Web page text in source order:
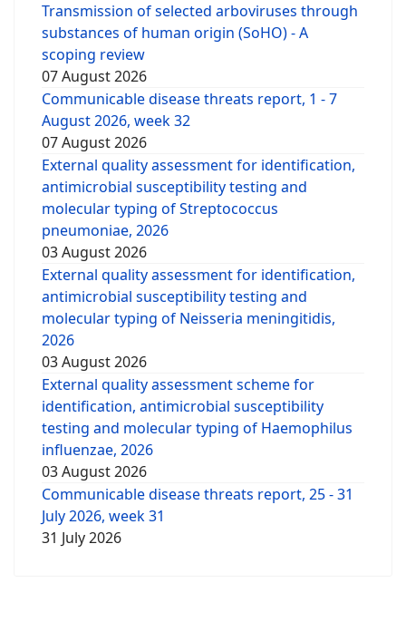
Transmission of selected arboviruses through
substances of human origin (SoHO) - A
scoping review
07 August 2026
Communicable disease threats report, 1 - 7
August 2026, week 32
07 August 2026
External quality assessment for identification,
antimicrobial susceptibility testing and
molecular typing of Streptococcus
pneumoniae, 2026
03 August 2026
External quality assessment for identification,
antimicrobial susceptibility testing and
molecular typing of Neisseria meningitidis,
2026
03 August 2026
External quality assessment scheme for
identification, antimicrobial susceptibility
testing and molecular typing of Haemophilus
influenzae, 2026
03 August 2026
Communicable disease threats report, 25 - 31
July 2026, week 31
31 July 2026